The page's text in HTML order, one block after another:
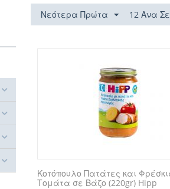
Νεότερα Πρώτα 12 Ανα
Κοτόπουλο Πατάτες και
Τομάτα σε Βάζο (220gr) Hipp